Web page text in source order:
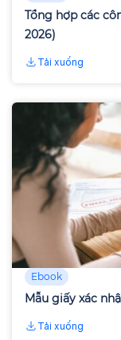
Tổng hợp các
2026)
Tải xuống
Ebook
Mẫu giấy xác
Tải xuống